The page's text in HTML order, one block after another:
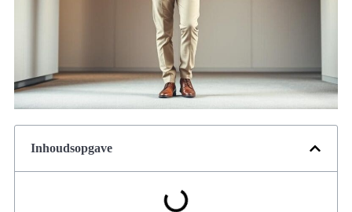
Inhoudsopgave